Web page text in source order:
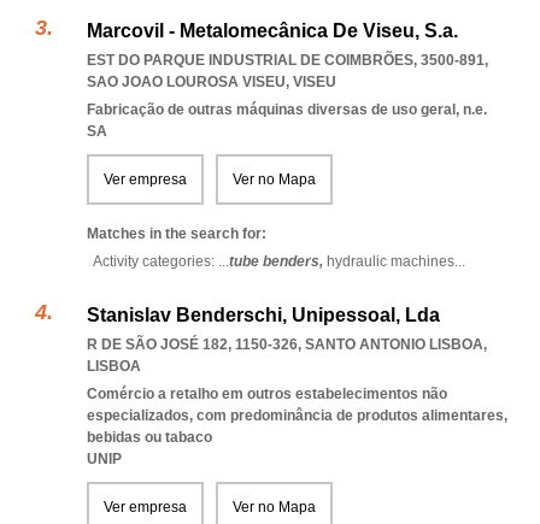
Marcovil - Metalomecânica De Viseu, S.a.
EST DO PARQUE INDUSTRIAL DE COIMBRÕES, 3500-891,
SAO JOAO LOUROSA VISEU, VISEU
Fabricação de outras máquinas diversas de uso geral, n.e.
SA
Ver empresa Ver no Mapa
Matches in the search for:
Activity categories: ...tube benders, hydraulic machines...
Stanislav Benderschi, Unipessoal, Lda
R DE SÃO JOSÉ 182, 1150-326, SANTO ANTONIO LISBOA,
LISBOA
Comércio a retalho em outros estabelecimentos não
especializados, com predominância de produtos alimentares,
bebidas ou tabaco
UNIP
Ver empresa Ver no Mapa